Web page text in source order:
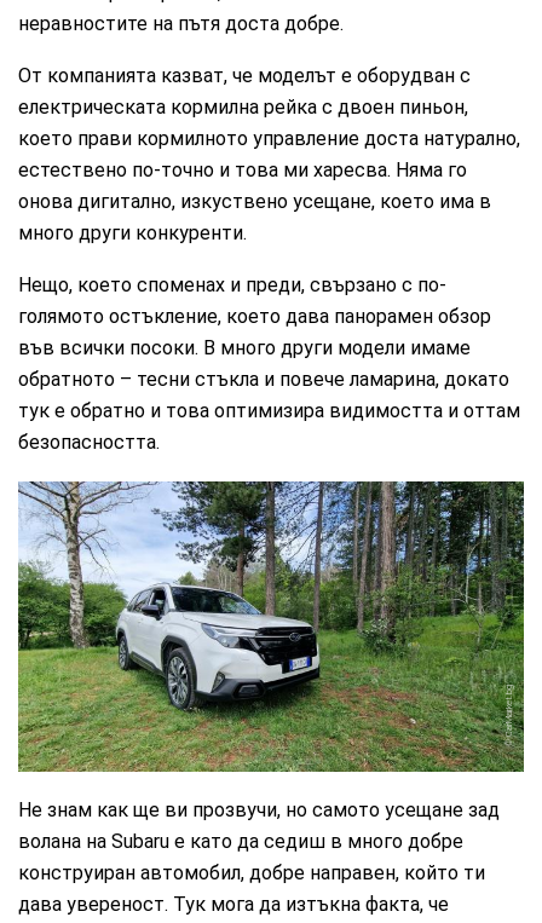
неравностите на пътя доста добре.
От компанията казват, че моделът е оборудван с
електрическата кормилна рейка с двоен пиньон,
което прави кормилното управление доста натурално,
естествено по-точно и това ми харесва. Няма го
онова дигитално, изкуствено усещане, което има в
много други конкуренти.
Нещо, което споменах и преди, свързано с по-
голямото остъкление, което дава панорамен обзор
във всички посоки. В много други модели имаме
обратното – тесни стъкла и повече ламарина, докато
тук е обратно и това оптимизира видимостта и оттам
безопасността.
CarMarket.bg
Не знам как ще ви прозвучи, но самото усещане зад
волана на Subaru е като да седиш в много добре
конструиран автомобил, добре направен, който ти
дава увереност. Тук мога да изтъкна факта, че